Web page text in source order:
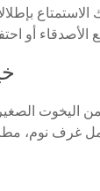
اليخوت